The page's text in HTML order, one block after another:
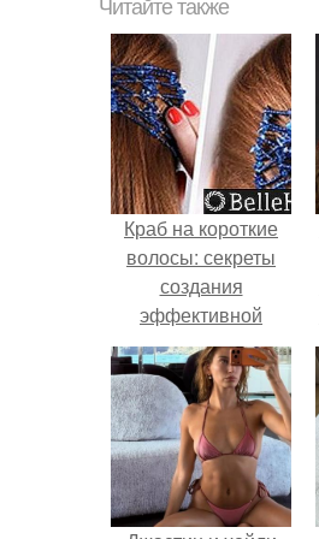
Читайте также
Краб на короткие
волосы: секреты
создания
эффективной
причёски